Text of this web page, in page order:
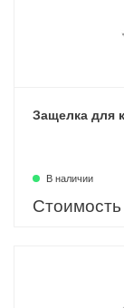
Защелка для
В наличии
Стоимость